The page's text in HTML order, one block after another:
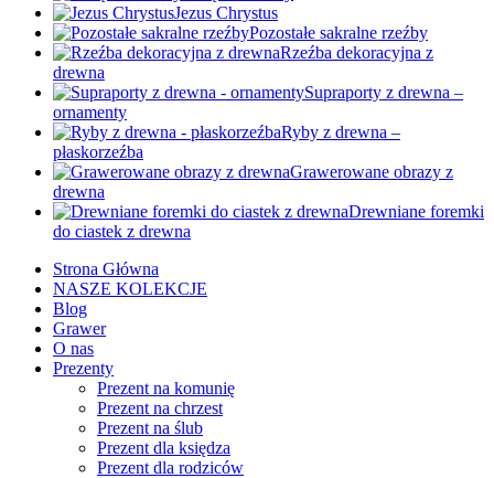
Jezus Chrystus
Pozostałe sakralne rzeźby
Rzeźba dekoracyjna z
drewna
Supraporty z drewna –
ornamenty
Ryby z drewna –
płaskorzeźba
Grawerowane obrazy z
drewna
Drewniane foremki
do ciastek z drewna
Strona Główna
NASZE KOLEKCJE
Blog
Grawer
O nas
Prezenty
Prezent na komunię
Prezent na chrzest
Prezent na ślub
Prezent dla księdza
Prezent dla rodziców